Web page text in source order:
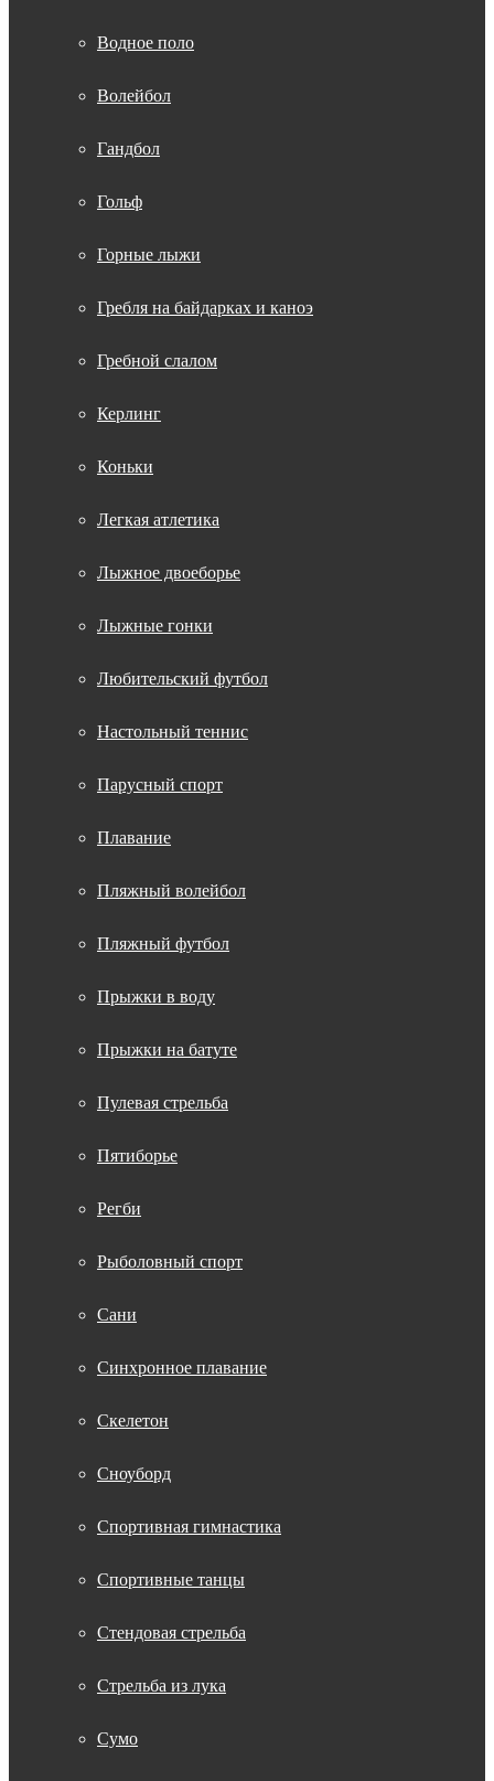
Водное поло
Волейбол
Гандбол
Гольф
Горные лыжи
Гребля на байдарках и каноэ
Гребной слалом
Керлинг
Коньки
Легкая атлетика
Лыжное двоеборье
Лыжные гонки
Любительский футбол
Настольный теннис
Парусный спорт
Плавание
Пляжный волейбол
Пляжный футбол
Прыжки в воду
Прыжки на батуте
Пулевая стрельба
Пятиборье
Регби
Рыболовный спорт
Сани
Синхронное плавание
Скелетон
Сноуборд
Спортивная гимнастика
Спортивные танцы
Стендовая стрельба
Стрельба из лука
Сумо